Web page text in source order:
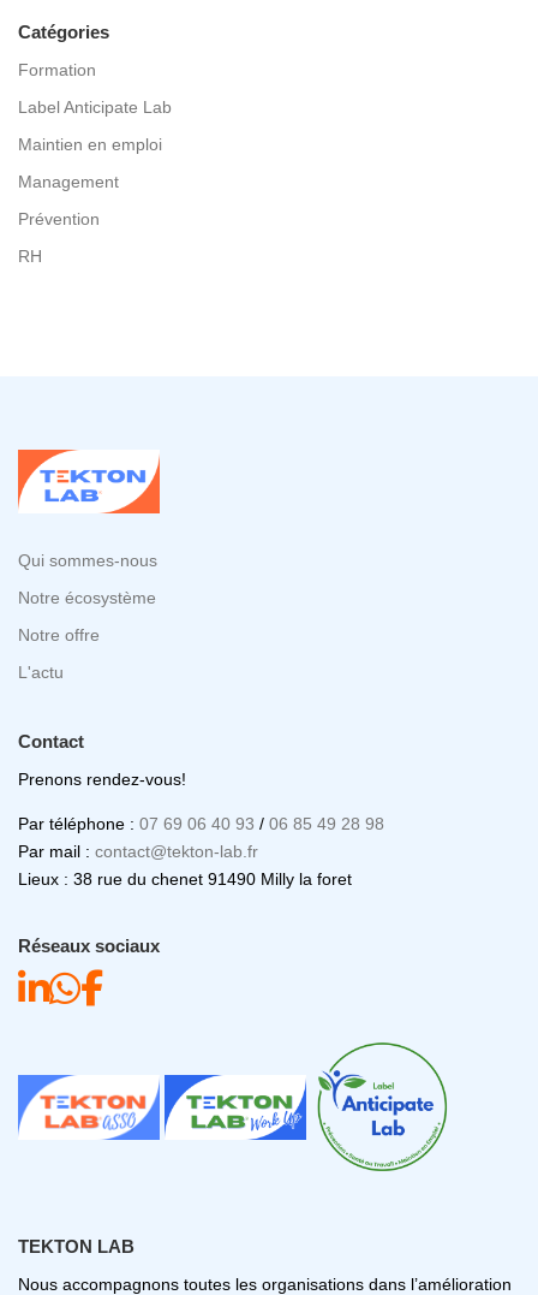
Catégories
Formation
Label Anticipate Lab
Maintien en emploi
Management
Prévention
RH
Qui sommes-nous
Notre écosystème
Notre offre
L'actu
Contact
Prenons rendez-vous!
Par téléphone : 07 69 06 40 93 / 06 85 49 28 98
Par mail : contact@tekton-lab.fr
Lieux : 38 rue du chenet 91490 Milly la foret
Réseaux sociaux
TEKTON LAB
Nous accompagnons toutes les organisations dans l’amélioration